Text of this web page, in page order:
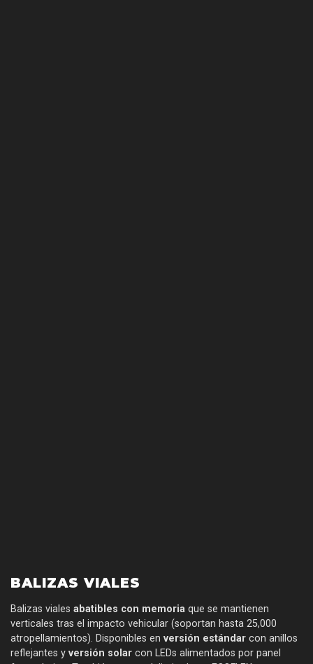
BALIZAS VIALES
Balizas viales abatibles con memoria que se mantienen
verticales tras el impacto vehicular (soportan hasta 25,000
atropellamientos). Disponibles en versión estándar con anillos
reflejantes y versión solar con LEDs alimentados por panel